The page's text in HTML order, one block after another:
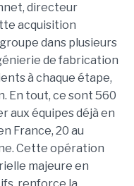
directeur
acquisition
dans plusieurs
de fabrication
à chaque étape,
En tout, ce sont 560
aux équipes déjà en
France, 20 au
Cette opération
majeure en